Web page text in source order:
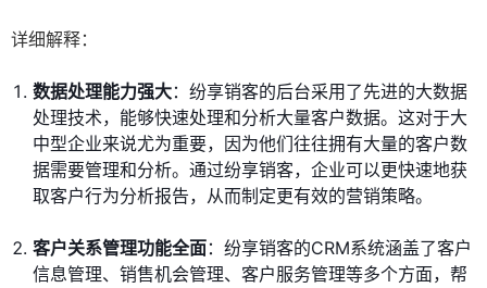
详细解释：
数据处理能力强大：纷享销客的后台采用了先进的大数据
处理技术，能够快速处理和分析大量客户数据。这对于大
中型企业来说尤为重要，因为他们往往拥有大量的客户数
据需要管理和分析。通过纷享销客，企业可以更快速地获
取客户行为分析报告，从而制定更有效的营销策略。
客户关系管理功能全面：纷享销客的CRM系统涵盖了客户
信息管理、销售机会管理、客户服务管理等多个方面，帮